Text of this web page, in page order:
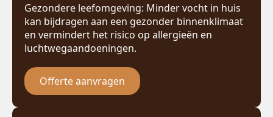
Gezondere leefomgeving: Minder vocht in huis
kan bijdragen aan een gezonder binnenklimaat
en vermindert het risico op allergieën en
luchtwegaandoeningen.
Offerte aanvragen